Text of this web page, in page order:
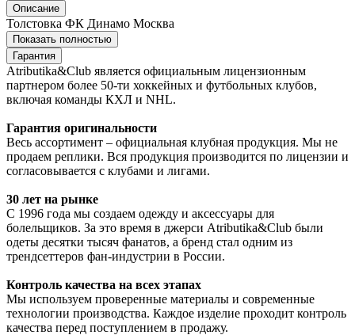
Описание
Толстовка ФК Динамо Москва
Показать полностью
Гарантия
Atributika&Club является официальным лицензионным
партнером более 50-ти хоккейных и футбольных клубов,
включая команды КХЛ и NHL.
Гарантия оригинальности
Весь ассортимент – официальная клубная продукция. Мы не
продаем реплики. Вся продукция производится по лицензии и
согласовывается с клубами и лигами.
30 лет на рынке
С 1996 года мы создаем одежду и аксессуары для
болельщиков. За это время в джерси Atributika&Club были
одеты десятки тысяч фанатов, а бренд стал одним из
трендсеттеров фан-индустрии в России.
Контроль качества на всех этапах
Мы используем проверенные материалы и современные
технологии производства. Каждое изделие проходит контроль
качества перед поступлением в продажу.